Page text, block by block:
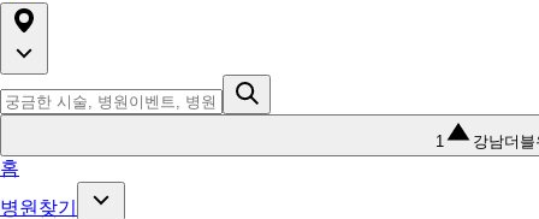
1 강남더블
홈
병원찾기